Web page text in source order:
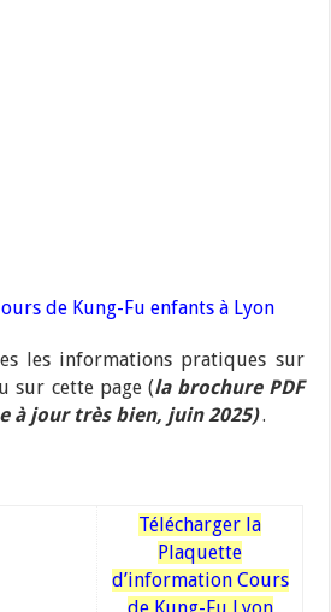
de Kung-Fu enfants à Lyon
les informations pratiques sur
sur cette page (la brochure PDF
à jour très bien, juin 2025).
Télécharger la
Plaquette
d’information Cours